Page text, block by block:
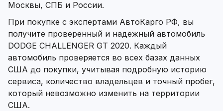
Москвы, СПБ и России.
При покупке с экспертами АвтоКарго РФ, вы
получите проверенный и надежный автомобиль
DODGE CHALLENGER GT 2020. Каждый
автомобиль проверяется во всех базах данных
США до покупки, учитывая подробную историю
сервиса, количество владельцев и точный пробег,
который невозможно изменить на территории
США.